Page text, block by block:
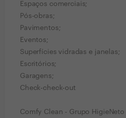
Espaços comerciais;
Pós-obras;
Pavimentos;
Eventos;
Superfícies vidradas e janelas;
Escritórios;
Garagens;
Check-check-out
Comfy Clean - Grupo HigieNeto